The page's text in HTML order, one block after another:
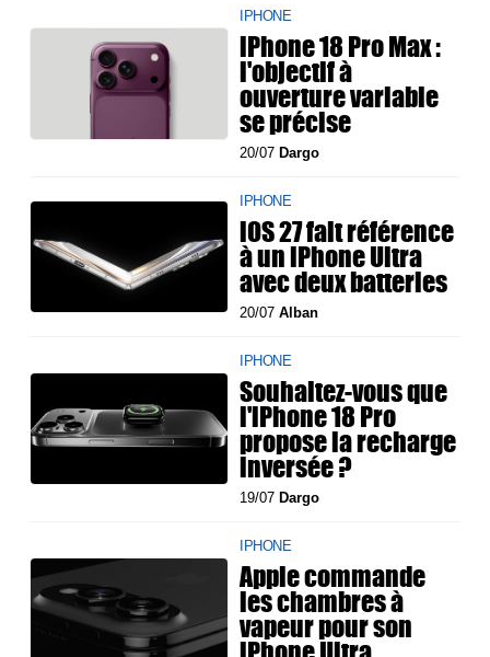
IPHONE
iPhone 18 Pro Max :
l'objectif à
ouverture variable
se précise
20/07Dargo
IPHONE
iOS 27 fait référence
à un iPhone Ultra
avec deux batteries
20/07Alban
IPHONE
Souhaitez-vous que
l'iPhone 18 Pro
propose la recharge
inversée ?
19/07Dargo
IPHONE
Apple commande
les chambres à
vapeur pour son